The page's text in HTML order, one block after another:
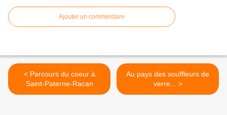
Ajouter un commentaire
< Parcours du coeur à
Saint-Paterne-Racan
Au pays des souffleurs de
verre... >